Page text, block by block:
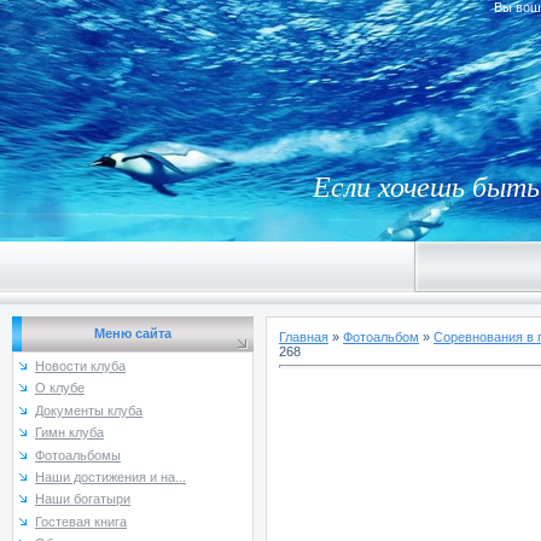
Вы
Если хочешь быть
Меню сайта
Новости клуба
О клубе
Документы клуба
Гимн клуба
Фотоальбомы
Наши достижения и на...
Наши богатыри
Гостевая книга
Главная » Фотоальбом » Соревнования в
268